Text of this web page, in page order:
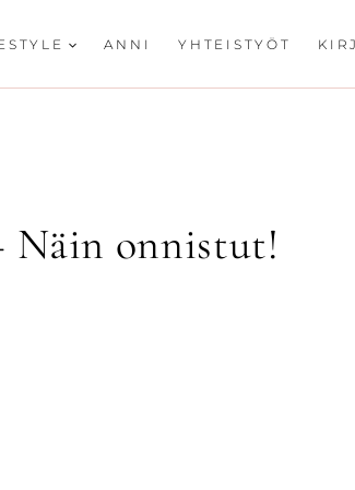
ANNI YHTEISTYÖT
Näin onnistut!